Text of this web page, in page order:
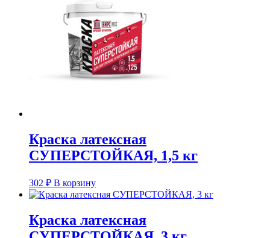
Краска латексная
СУПЕРСТОЙКАЯ, 1,5 кг
302 ₽ В корзину
Краска латексная